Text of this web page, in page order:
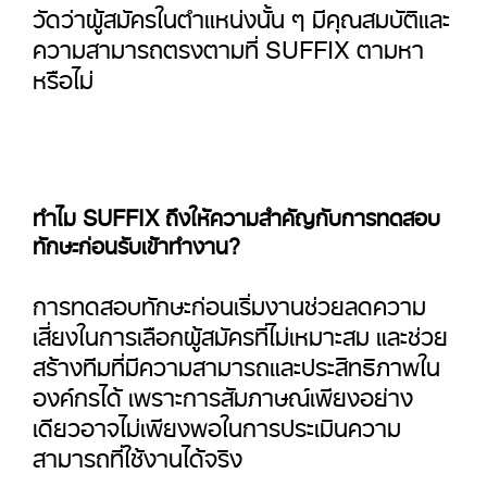
วัดว่าผู้สมัครในตำแหน่งนั้น ๆ มีคุณสมบัติและ
ความสามารถตรงตามที่ SUFFIX ตามหา
หรือไม่
ทำไม SUFFIX ถึงให้ความสำคัญกับการทดสอบ
ทักษะก่อนรับเข้าทำงาน?
การทดสอบทักษะก่อนเริ่มงานช่วยลดความ
เสี่ยงในการเลือกผู้สมัครที่ไม่เหมาะสม และช่วย
สร้างทีมที่มีความสามารถและประสิทธิภาพใน
องค์กรได้ เพราะการสัมภาษณ์เพียงอย่าง
เดียวอาจไม่เพียงพอในการประเมินความ
สามารถที่ใช้งานได้จริง